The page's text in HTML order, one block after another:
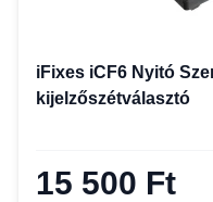
iFixes iCF6 Nyitó
kijelzőszétválasztó
15 500 Ft